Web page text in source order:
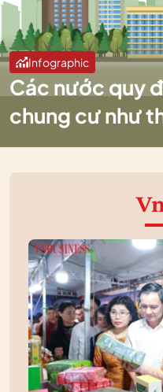
Infographic
Các nước quy
chung cư như